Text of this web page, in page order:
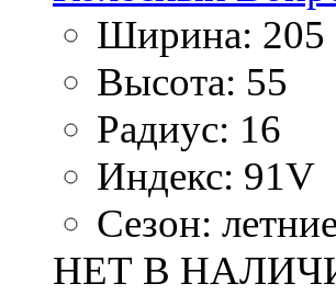
Ширина: 205
Высота: 55
Радиус: 16
Индекс: 91V
Сезон:
НЕТ В